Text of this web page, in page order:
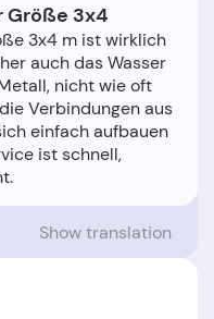
Größe 3x4
3x4 m ist wirklich
auch das Wasser
nicht wie oft
Verbindungen aus
einfach aufbauen
ist schnell,
Show translation